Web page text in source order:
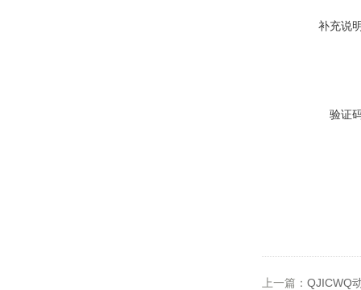
补充说
验证
上一篇： QJICWQ